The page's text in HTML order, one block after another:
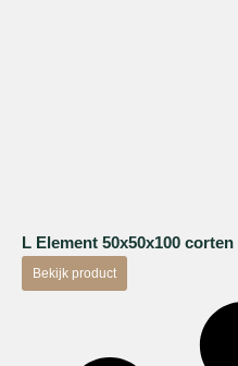
L Element 50x50x100 corten
Bekijk product